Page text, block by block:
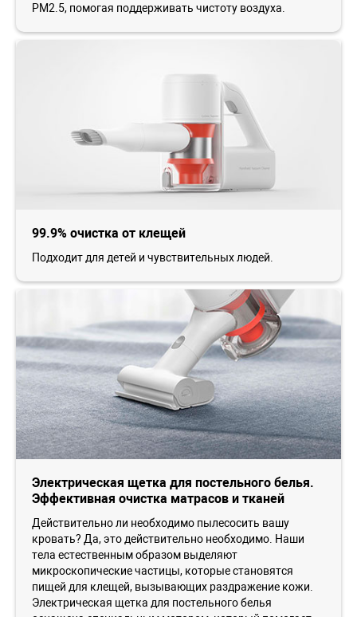
PM2.5, помогая поддерживать чистоту воздуха.
99.9% очистка от клещей
Подходит для детей и чувствительных людей.
Электрическая щетка для постельного белья.
Эффективная очистка матрасов и тканей
Действительно ли необходимо пылесосить вашу
кровать? Да, это действительно необходимо. Наши
тела естественным образом выделяют
микроскопические частицы, которые становятся
пищей для клещей, вызывающих раздражение кожи.
Электрическая щетка для постельного белья